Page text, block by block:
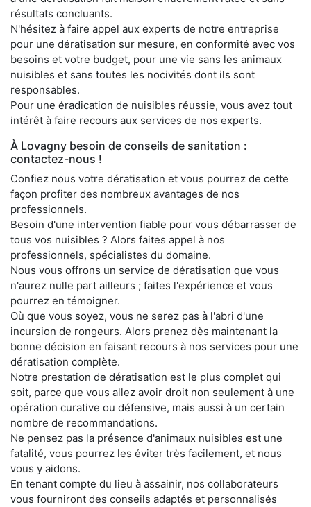
résultats concluants.
N'hésitez à faire appel aux experts de notre entreprise
pour une dératisation sur mesure, en conformité avec vos
besoins et votre budget, pour une vie sans les animaux
nuisibles et sans toutes les nocivités dont ils sont
responsables.
Pour une éradication de nuisibles réussie, vous avez tout
intérêt à faire recours aux services de nos experts.
À Lovagny besoin de conseils de sanitation :
contactez-nous !
Confiez nous votre dératisation et vous pourrez de cette
façon profiter des nombreux avantages de nos
professionnels.
Besoin d'une intervention fiable pour vous débarrasser de
tous vos nuisibles ? Alors faites appel à nos
professionnels, spécialistes du domaine.
Nous vous offrons un service de dératisation que vous
n'aurez nulle part ailleurs ; faites l'expérience et vous
pourrez en témoigner.
Où que vous soyez, vous ne serez pas à l'abri d'une
incursion de rongeurs. Alors prenez dès maintenant la
bonne décision en faisant recours à nos services pour une
dératisation complète.
Notre prestation de dératisation est le plus complet qui
soit, parce que vous allez avoir droit non seulement à une
opération curative ou défensive, mais aussi à un certain
nombre de recommandations.
Ne pensez pas la présence d'animaux nuisibles est une
fatalité, vous pourrez les éviter très facilement, et nous
vous y aidons.
En tenant compte du lieu à assainir, nos collaborateurs
vous fourniront des conseils adaptés et personnalisés